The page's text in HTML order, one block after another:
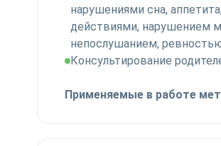
нарушениями сна,
действиями, нарушением
непослушанием,
Консультирование
Применяемые в работе